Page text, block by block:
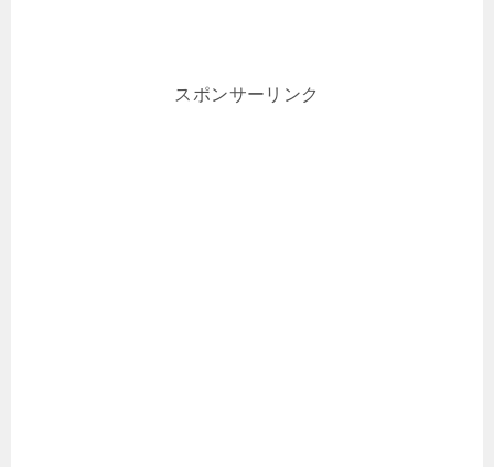
スポンサーリンク